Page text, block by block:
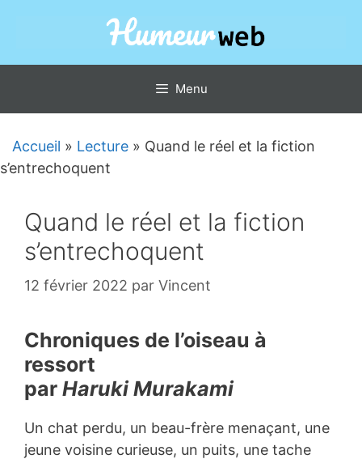
Menu
Accueil » Lecture » Quand le réel et la fiction
s’entrechoquent
Quand le réel et la fiction
s’entrechoquent
12 février 2022 par Vincent
Chroniques de l’oiseau à
ressort
par Haruki Murakami
Un chat perdu, un beau-frère menaçant, une
jeune voisine curieuse, un puits, une tache